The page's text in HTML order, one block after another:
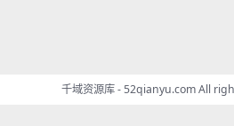
千域资源库 - 52qianyu.com All